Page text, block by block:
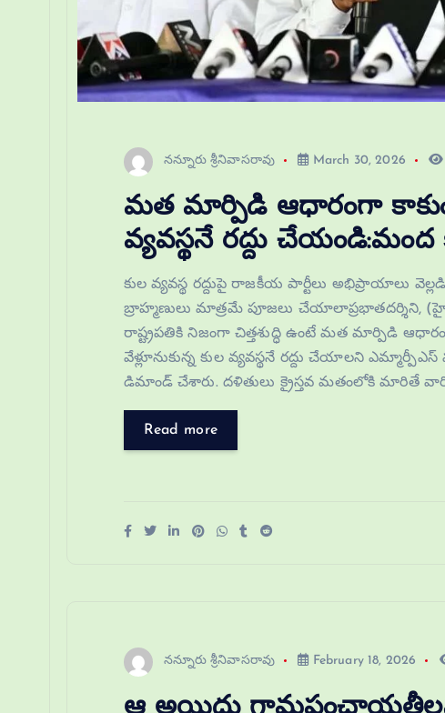
నన్నూరు శ్రీనివాసరావు March 30, 2026
మత మార్పిడి ఆధారంగా కాకుండా
వ్యవస్థనే రద్దు చేయండి:మంద
కుల వ్యవస్థ రద్దుపై రాజకీయ పార్టీలు అభిప్రాయాలు
బ్రాహ్మణులు మాత్రమే పూజలు చేయాలాప్రభాతదర్శిని,
రాష్ట్రపతికి నిజంగా చిత్తశుద్ధి ఉంటే మత మార్పిడి
వేళ్లూనుకున్న కుల వ్యవస్థనే రద్దు చేయాలని
డిమాండ్ చేశారు. దళితులు క్రైస్తవ మతంలోకి మారితే
Read more
నన్నూరు శ్రీనివాసరావు February 18, 2026